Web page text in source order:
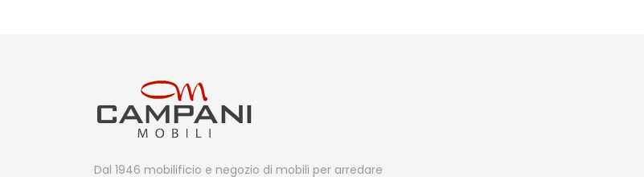
Dal 1946 mobilificio e negozio di mobili per arredare